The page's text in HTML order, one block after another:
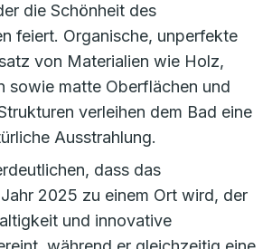
die Schönheit des
feiert. Organische, unperfekte
von Materialien wie Holz,
sowie matte Oberflächen und
verleihen dem Bad eine
Ausstrahlung.
dass das
2025 zu einem Ort wird, der
und innovative